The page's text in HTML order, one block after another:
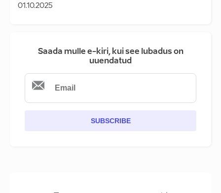
01.10.2025
Saada mulle e-kiri, kui see lubadus on
uuendatud
SUBSCRIBE